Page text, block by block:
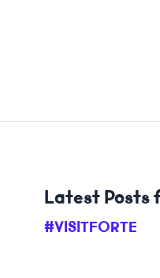
Latest Posts
#VISITFORTE